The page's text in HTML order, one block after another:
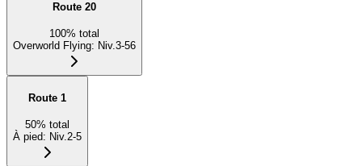
Route 20
100% total
Overworld Flying: Niv.3-56
Route 1
50% total
À pied: Niv.2-5